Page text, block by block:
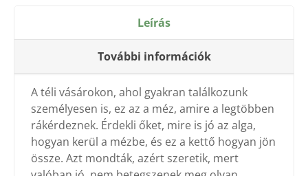
Leírás
További információk
A téli vásárokon, ahol gyakran találkozunk
személyesen is, ez az a méz, amire a legtöbben
rákérdeznek. Érdekli őket, mire is jó az alga,
hogyan kerül a mézbe, és ez a kettő hogyan jön
össze. Azt mondták, azért szeretik, mert